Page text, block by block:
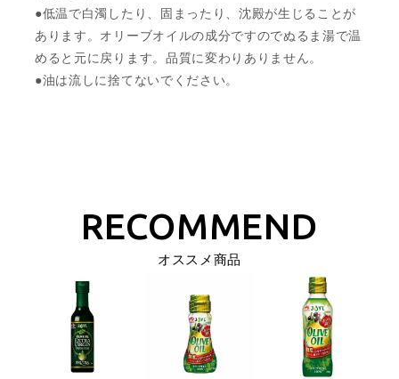
●低温で白濁したり、固まったり、沈殿が生じることが
あります。オリーブオイルの成分ですのでぬるま湯で温
めると元に戻ります。品質に変わりありません。
●油は流しに捨てないでください。
オススメ商品